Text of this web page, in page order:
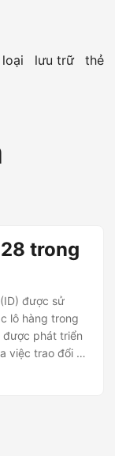
lưu trữ thẻ
trong
được sử
lô hàng trong
được phát triển
việc trao đổi dữ
quả để mã